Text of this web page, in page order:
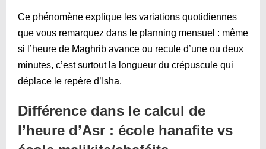
Ce phénomène explique les variations quotidiennes
que vous remarquez dans le planning mensuel : même
si l’heure de Maghrib avance ou recule d’une ou deux
minutes, c’est surtout la longueur du crépuscule qui
déplace le repère d’Isha.
Différence dans le calcul de
l’heure d’Asr : école hanafite vs